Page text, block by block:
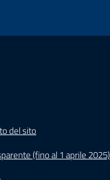
del sito
(fino al 1 aprile 2025)